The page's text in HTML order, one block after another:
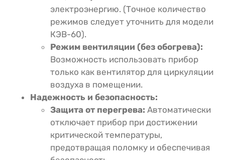
электроэнергию. (Точное количество
режимов следует уточнить для модели
КЭВ-60).
Режим вентиляции (без обогрева):
Возможность использовать прибор
только как вентилятор для циркуляции
воздуха в помещении.
Надежность и безопасность:
Защита от перегрева: Автоматически
отключает прибор при достижении
критической температуры,
предотвращая поломку и обеспечивая